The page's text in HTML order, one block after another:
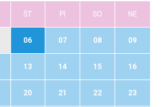
ŠT PI SO NE
06 07 08 09
13 14 15 16
20 21 22 23